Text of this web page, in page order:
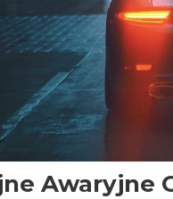
Awaryjne